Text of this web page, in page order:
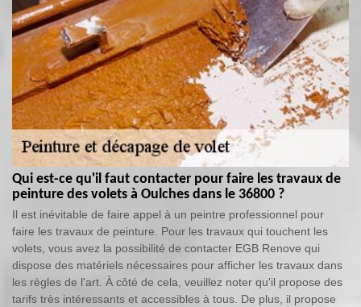
Qui est-ce qu'il faut contacter pour faire les travaux de
peinture des volets à Oulches dans le 36800 ?
Il est inévitable de faire appel à un peintre professionnel pour
faire les travaux de peinture. Pour les travaux qui touchent les
volets, vous avez la possibilité de contacter EGB Renove qui
dispose des matériels nécessaires pour afficher les travaux dans
les règles de l'art. À côté de cela, veuillez noter qu'il propose des
tarifs très intéressants et accessibles à tous. De plus, il propose